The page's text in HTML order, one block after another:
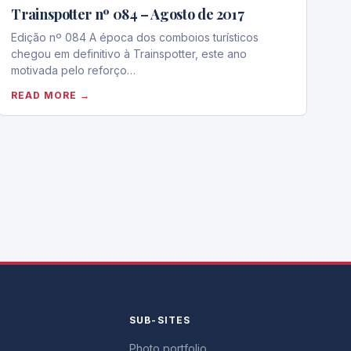
Trainspotter nº 084 – Agosto de 2017
Edição nº 084 A época dos comboios turísticos
chegou em definitivo à Trainspotter, este ano
motivada pelo reforço…
READ MORE →
SUB-SITES
Photo portfolio